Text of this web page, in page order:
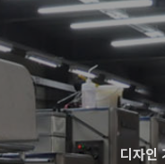
디자인